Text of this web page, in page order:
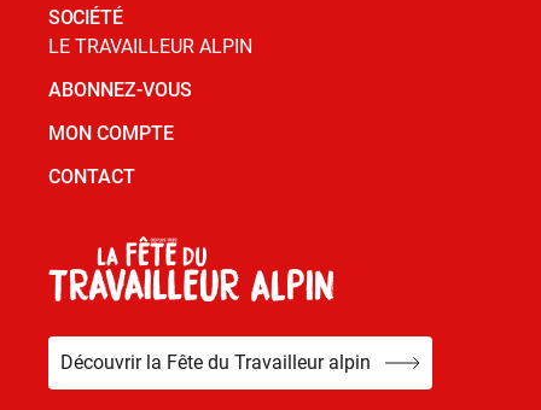
SOCIÉTÉ
LE TRAVAILLEUR ALPIN
ABONNEZ-VOUS
MON COMPTE
CONTACT
Découvrir la Fête du Travailleur alpin